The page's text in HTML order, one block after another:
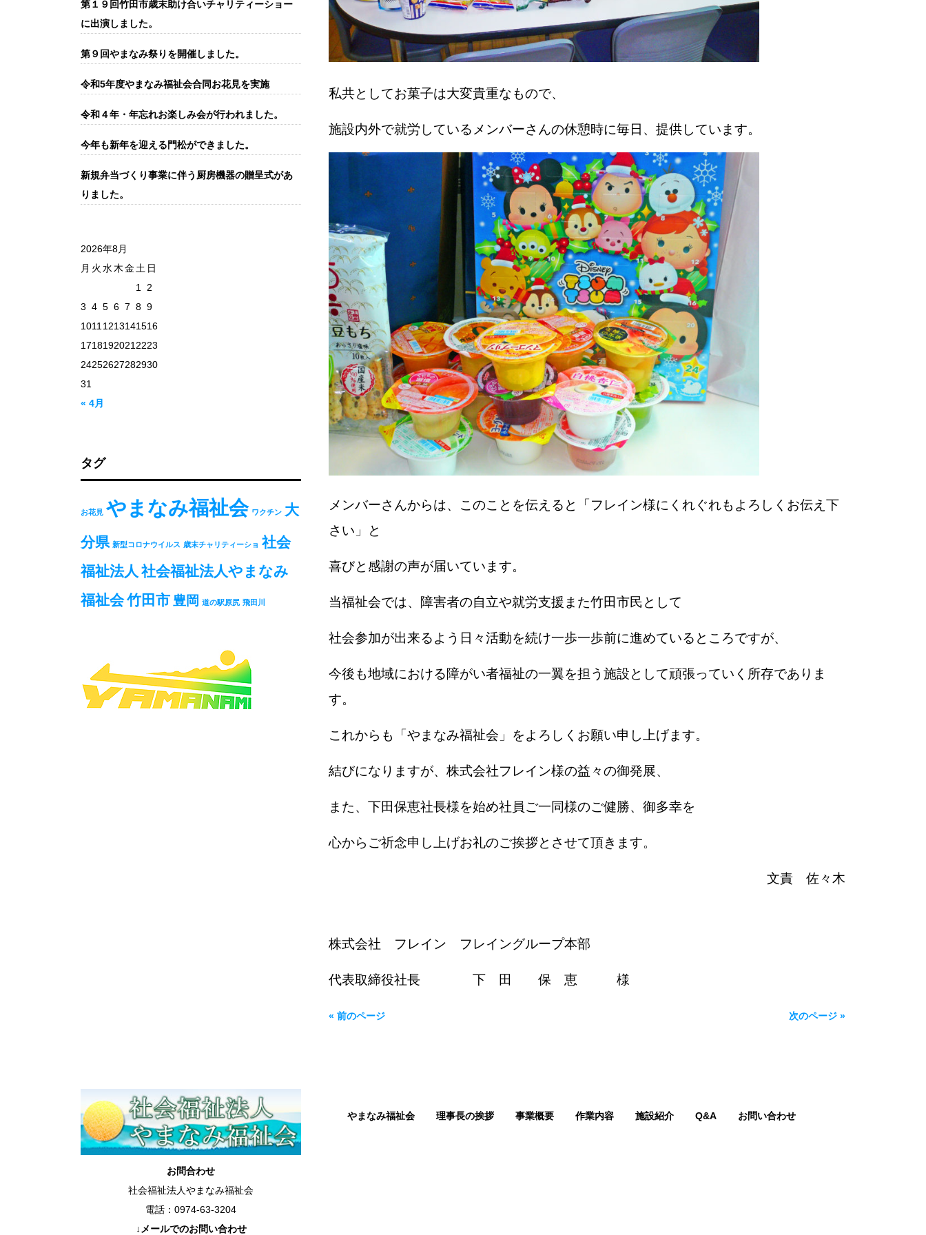
私共としてお菓子は大変貴重なもので、
施設内外で就労しているメンバーさんの休憩時に毎日、 提供しています。
メンバーさんからは、このことを伝えると「フレイン様にくれぐれもよろしくお伝え下
さい」と
喜びと感謝の声が届いています。
当福祉会では、障害者の自立や就労支援また竹田市民として
社会参加が出来るよう日々活動を続け一歩一歩前に進めているところですが、
今後も地域における障がい者福祉の一翼を担う施設として頑張っていく所存でありま
す。
これからも「やまなみ福祉会」をよろしくお願い申し上げます。
結びになりますが、株式会社フレイン様の益々の御発展、
また、下田保恵社長様を始め社員ご一同様のご健勝、御多幸を
心からご祈念申し上げお礼のご挨拶とさせて頂きます。
文責 佐々木
株式会社 フレイン フレイングループ本部
代表取締役社長 下 田 保 恵 様
« 前のページ 次のページ »
第１９回竹田市歳末助け合いチャリティーショー
に出演しました。
第９回やまなみ祭りを開催しました。
令和5年度やまなみ福祉会合同お花見を実施
令和４年・年忘れお楽しみ会が行われました。
今年も新年を迎える門松ができました。
新規弁当づくり事業に伴う厨房機器の贈呈式があ
りました。
2026年8月
月 火 水 木金 土 日
1
2
3 4 5 6 7 8 9
1011 1213141516
1718192021 2223
24252627282930
31
« 4月
タグ
お花見 やまなみ福祉会 ワクチン 大
分県 新型コロナウイルス 歳末チャリティーショ 社会
福祉法人 社会福祉法人やまなみ
福祉会竹田市 豊岡 道の駅原尻 飛田川
お問合わせ
社会福祉法人やまなみ福祉会
電話：0974-63-3204
↓メールでのお問い合わせ
やまなみ福祉会 理事長の挨拶 事業概要 作業内容 施設紹介 Q&A お問い合わせ